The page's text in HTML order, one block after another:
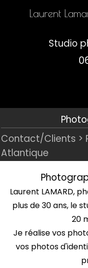
Laurent
Studio
Contact/Clients >
Atlantique
Laurent LAMARD,
plus de 30 ans, le
20
Je réalise vos
vos photos